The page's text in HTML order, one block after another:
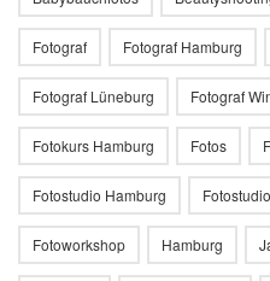
Fotograf Fotograf Hamburg
Fotograf Lüneburg Fotograf
Fotokurs Hamburg Fotos
Fotostudio Hamburg
Fotoworkshop Hamburg